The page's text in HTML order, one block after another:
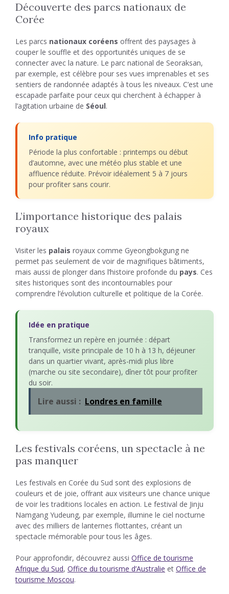
Découverte des parcs nationaux de
Corée
Les parcs nationaux coréens offrent des paysages à
couper le souffle et des opportunités uniques de se
connecter avec la nature. Le parc national de Seoraksan,
par exemple, est célèbre pour ses vues imprenables et ses
sentiers de randonnée adaptés à tous les niveaux. C’est une
escapade parfaite pour ceux qui cherchent à échapper à
l’agitation urbaine de Séoul.
Info pratique
Période la plus confortable : printemps ou début
d’automne, avec une météo plus stable et une
affluence réduite. Prévoir idéalement 5 à 7 jours
pour profiter sans courir.
L’importance historique des palais
royaux
Visiter les palais royaux comme Gyeongbokgung ne
permet pas seulement de voir de magnifiques bâtiments,
mais aussi de plonger dans l’histoire profonde du pays. Ces
sites historiques sont des incontournables pour
comprendre l’évolution culturelle et politique de la Corée.
Idée en pratique
Transformez un repère en journée : départ
tranquille, visite principale de 10 h à 13 h, déjeuner
dans un quartier vivant, après-midi plus libre
(marche ou site secondaire), dîner tôt pour profiter
du soir.
Lire aussi : Londres en famille
Les festivals coréens, un spectacle à ne
pas manquer
Les festivals en Corée du Sud sont des explosions de
couleurs et de joie, offrant aux visiteurs une chance unique
de voir les traditions locales en action. Le festival de Jinju
Namgang Yudeung, par exemple, illumine le ciel nocturne
avec des milliers de lanternes flottantes, créant un
spectacle mémorable pour tous les âges.
Pour approfondir, découvrez aussi Office de tourisme
Afrique du Sud, Office du tourisme d’Australie et Office de
tourisme Moscou.